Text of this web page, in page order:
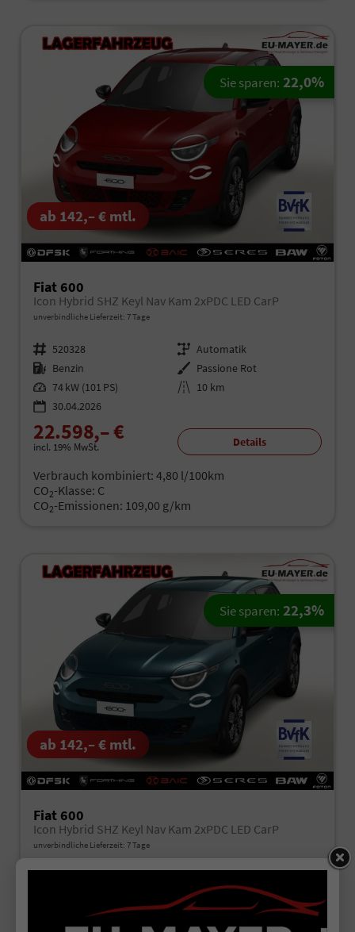
ab 142,– € mtl.
Fiat 600
Icon Hybrid SHZ Keyl Nav Kam 2xPDC LED CarP
unverbindliche Lieferzeit: 7 Tage
Fahrzeugnr. 520328 Getriebe Automatik
Kraftstoff Benzin Außenfarbe Passione Rot
Leistung 74 kW (101 PS) Kilometerstand 10 km
30.04.2026
22.598,– €
incl. 19% MwSt.
Sie sparen: 22,0%
Details
Verbrauch kombiniert: 4,80 l/100km
CO2-Klasse: C
CO2-Emissionen: 109,00 g/km
ab 142,– € mtl.
Fiat 600
Icon Hybrid SHZ Keyl Nav Kam 2xPDC LED CarP
unverbindliche Lieferzeit: 7 Tage
AußenfarbeMare Grün Metallic
74 kW (101 PS)
Sie sparen: 22,3%